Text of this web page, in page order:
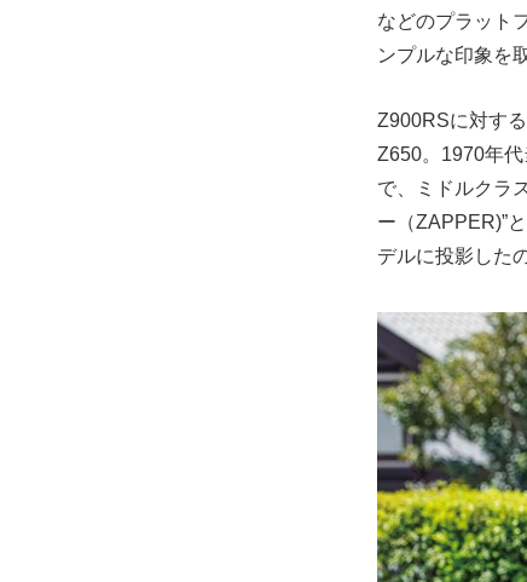
などのプラット
ンプルな印象を
Z900RSに対す
Z650。1970年
で、ミドルクラ
ー（ZAPPER)”
デルに投影した